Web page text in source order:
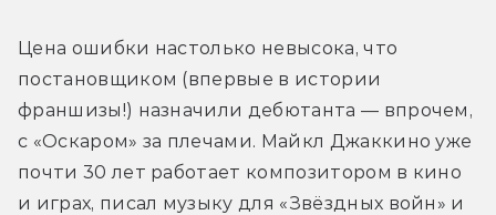
Цена ошибки настолько невысока, что
постановщиком (впервые в истории
франшизы!) назначили дебютанта — впрочем,
с «Оскаром» за плечами. Майкл Джаккино уже
почти 30 лет работает композитором в кино
и играх, писал музыку для «Звёздных войн» и